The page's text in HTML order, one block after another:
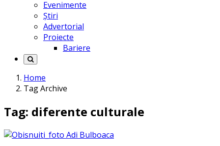
Evenimente
Știri
Advertorial
Proiecte
Bariere
Home
Tag Archive
Tag: diferente culturale